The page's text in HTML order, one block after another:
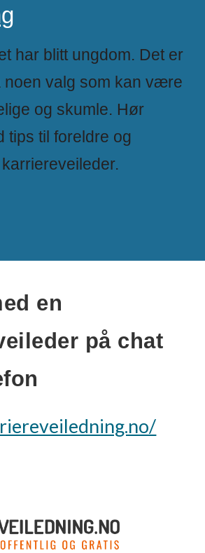
har blitt ungdom. Det er
noen valg som kan være
og skumle. Hør
tips til foreldre og
en
på chat